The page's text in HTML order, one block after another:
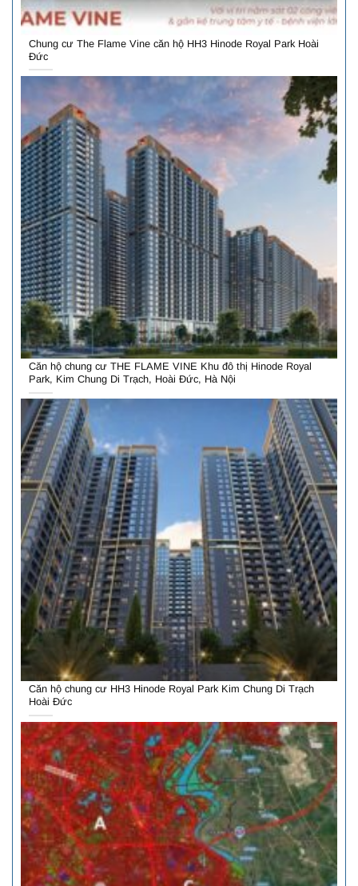
Chung cư The Flame Vine căn hộ HH3 Hinode Royal Park Hoài
Đức
Căn hộ chung cư THE FLAME VINE Khu đô thị Hinode Royal
Park, Kim Chung Di Trạch, Hoài Đức, Hà Nội
Căn hộ chung cư HH3 Hinode Royal Park Kim Chung Di Trạch
Hoài Đức